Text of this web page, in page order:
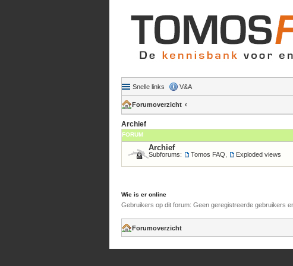
Snelle links V&A
Forumoverzicht
Archief
FORUM
Archief
Subforums: Tomos FAQ Exploded views
Wie is er online
Gebruikers op dit forum: Geen geregistreerde gebruikers
Forumoverzicht